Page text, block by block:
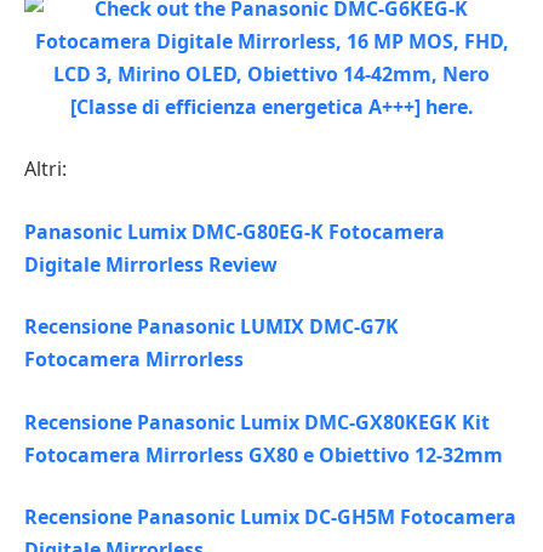
Altri:
Panasonic Lumix DMC-G80EG-K Fotocamera
Digitale Mirrorless Review
Recensione Panasonic LUMIX DMC-G7K
Fotocamera Mirrorless
Recensione Panasonic Lumix DMC-GX80KEGK Kit
Fotocamera Mirrorless GX80 e Obiettivo 12-32mm
Recensione Panasonic Lumix DC-GH5M Fotocamera